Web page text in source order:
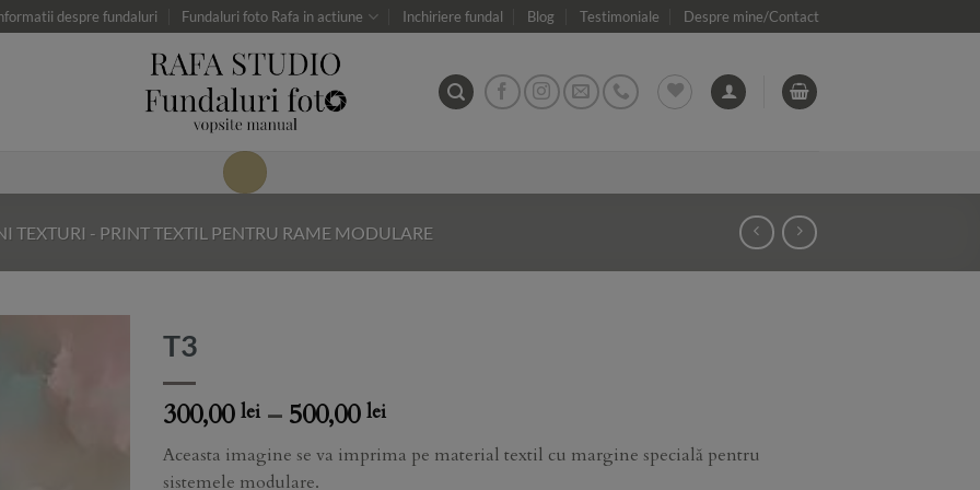
despre fundaluri Fundaluri foto Rafa in actiune Inchiriere fundal Blog Testimoniale Despre mine/Contact
TEXTURI - PRINT TEXTIL PENTRU RAME MODULARE
T3
300,00 lei – 500,00 leiPrice
300,00 lei
Aceasta imagine se va imprima pe material textil cu margine specială pentru
sistemele modulare.